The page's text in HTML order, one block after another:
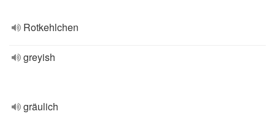
Rotkehlchen
greyish
gräulich